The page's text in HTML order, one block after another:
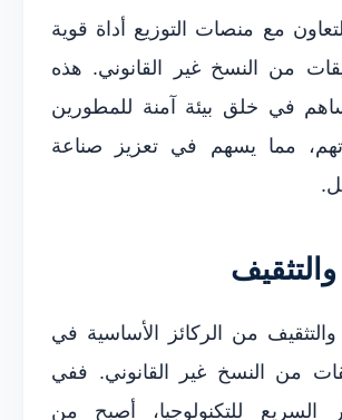
مع منصات التوزيع أداة قوية
من النسخ غير القانوني. هذه
في خلق بيئة آمنة للمطورين
مما يسهم في تعزيز صناعة
والتثقيف
والتثقيف من الركائز الأساسية في
من النسخ غير القانوني. ففي
السريع للتكنولوجيا، أصبح من